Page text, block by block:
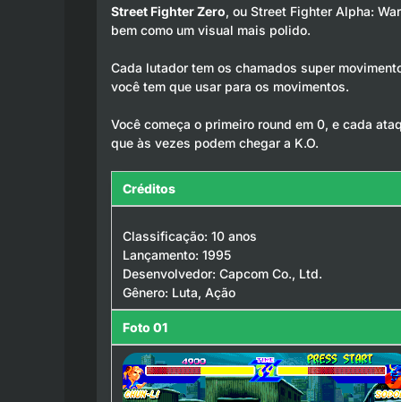
Street Fighter Zero, ou Street Fighter Alpha:
bem como um visual mais polido.
Cada lutador tem os chamados super
você tem que usar para os movimentos.
Você começa o primeiro round em 0, e cada
que às vezes podem chegar a K.O.
Créditos
Classificação: 10 anos
Lançamento: 1995
Desenvolvedor: Capcom Co., Ltd.
Gênero: Luta, Ação
Foto 01